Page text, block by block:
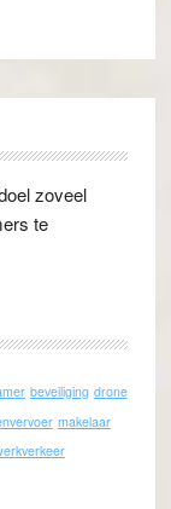
zoveel
te
beveiliging drone
makelaar